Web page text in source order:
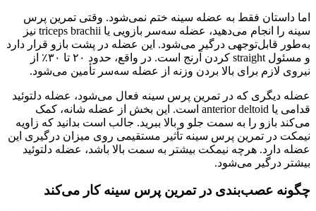
اما داستان فقط به عضله سینه ختم نمی‌شود. وقتی تمرین پرس
سینه را انجام می‌دهید، عضله سه‌سر بازویی یا triceps brachii نیز
به‌طور قابل‌توجهی درگیر می‌شود. این عضله در پشت بازو قرار دارد
و مسئول straight کردن آرنج است. در واقع، حدود ۲۰ تا ۳۰٪ از
نیروی لازم برای بالا بردن وزنه از عضله سه‌سر تأمین می‌شود.
عضله دیگری که در تمرین پرس سینه فعال می‌شود، عضله دلتوئید
قدامی یا anterior deltoid است. این بخش از عضله شانه، کمک
می‌کند بازو را به سمت جلو و بالا ببرید. جالب است بدانید که زاویه
نیمکت در تمرین پرس سینه تأثیر مستقیمی روی میزان درگیری این
عضله دارد. هرچه نیمکت بیشتر به سمت بالا باشد، عضله دلتوئید
بیشتر درگیر می‌شود.
چگونه عصب‌بندی در تمرین پرس سینه کار می‌کند